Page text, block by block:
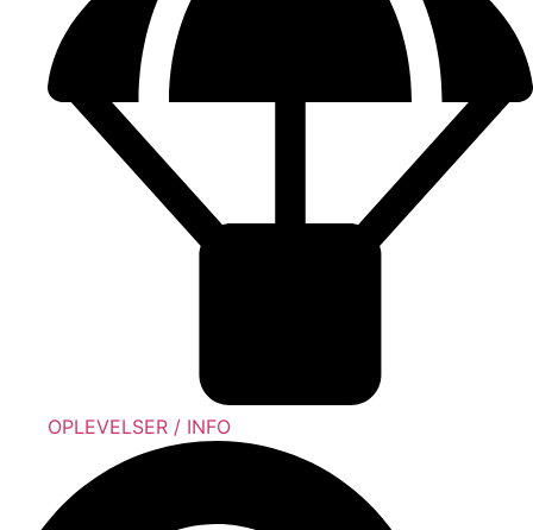
OPLEVELSER / INFO